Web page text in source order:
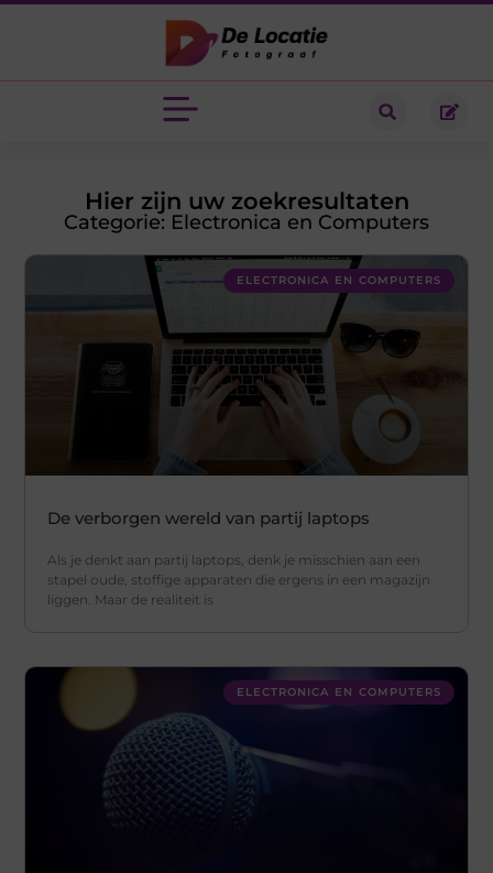
Hier zijn uw zoekresultaten
Categorie: Electronica en Computers
ELECTRONICA EN COMPUTERS
De verborgen wereld van partij laptops
Als je denkt aan partij laptops, denk je misschien aan een
stapel oude, stoffige apparaten die ergens in een magazijn
liggen. Maar de realiteit is
ELECTRONICA EN COMPUTERS